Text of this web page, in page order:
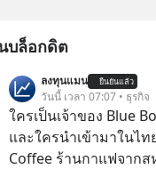
บล็อกดิต
ลงทุนแมน ยืนยันแล้ว
วันนี้ เวลา 07:07 • ธุรกิจ
ใครเป็นเจ้าของ Blue
และใครนำเข้ามาในไท
Coffee ร้านกาแฟจาก